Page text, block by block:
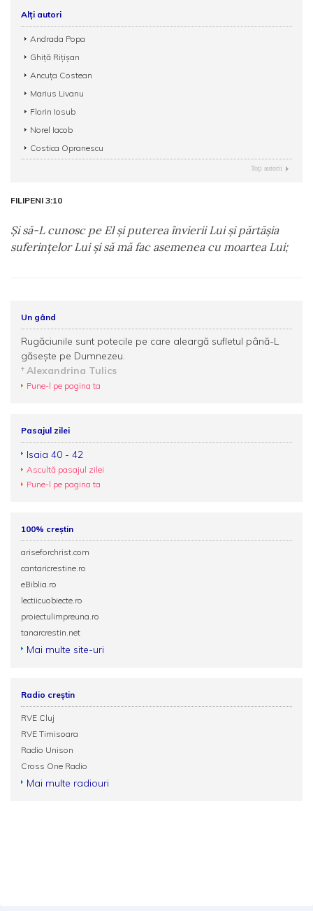
Alți autori
Andrada Popa
Ghiță Rițișan
Ancuța Costean
Marius Livanu
Florin Iosub
Norel Iacob
Costica Opranescu
Toţi autorii
FILIPENI 3:10
Şi să-L cunosc pe El şi puterea învierii Lui şi părtăşia
suferinţelor Lui şi să mă fac asemenea cu moartea Lui;
Un gând
Rugăciunile sunt potecile pe care aleargă sufletul până-L
găsește pe Dumnezeu.
Alexandrina Tulics
Pune-l pe pagina ta
Pasajul zilei
Isaia 40 - 42
Ascultă pasajul zilei
Pune-l pe pagina ta
100% creștin
ariseforchrist.com
cantaricrestine.ro
eBiblia.ro
lectiicuobiecte.ro
proiectulimpreuna.ro
tanarcrestin.net
Mai multe site-uri
Radio creștin
RVE Cluj
RVE Timisoara
Radio Unison
Cross One Radio
Mai multe radiouri